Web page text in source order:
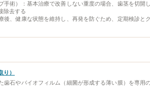
手術）：基本治療で改善しない重度の場合、歯茎を切開
除去する
後、健康な状態を維持し、再発を防ぐため、定期検診と
り）
歯石やバイオフィルム（細菌が形成する薄い膜）を専用